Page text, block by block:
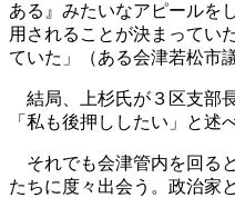
ある』みたいなアピールを
用されることが決まってい
ていた」（ある会津若松市議
結局、上杉氏が３区支部
「私も後押ししたい」と述
それでも会津管内を回る
たちに度々出会う。政治家